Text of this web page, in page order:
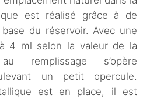
est réalisé grâce à de
du réservoir. Avec une
4 ml selon la valeur de la
remplissage s’opère
un petit opercule.
est en place, il est